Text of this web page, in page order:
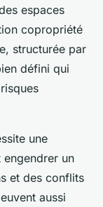
espaces
copropriété
structurée par
défini qui
une
un
et des conflits
aussi